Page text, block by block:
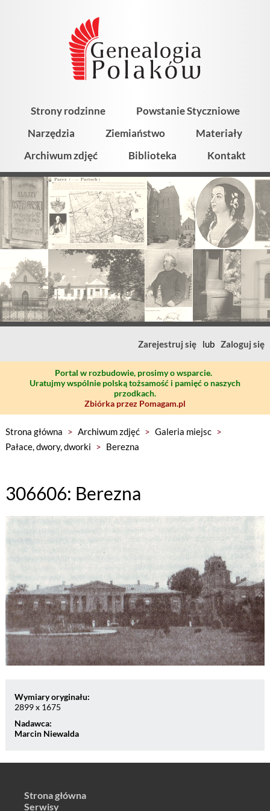
Strony rodzinne
Powstanie Styczniowe
Narzędzia
Ziemiaństwo
Materiały
Archiwum zdjęć
Biblioteka Kontakt
Zarejestruj się lub Zaloguj się
Portal w rozbudowie, prosimy o wsparcie.
Uratujmy wspólnie polską tożsamość i pamięć o naszych
przodkach.
Zbiórka przez Pomagam.pl
Strona główna > Archiwum zdjęć > Galeria miejsc >
Pałace, dwory, dworki > Berezna
306606: Berezna
Wymiary oryginału:
2899 x 1675
Nadawca:
Marcin Niewalda
Strona główna
Serwisy